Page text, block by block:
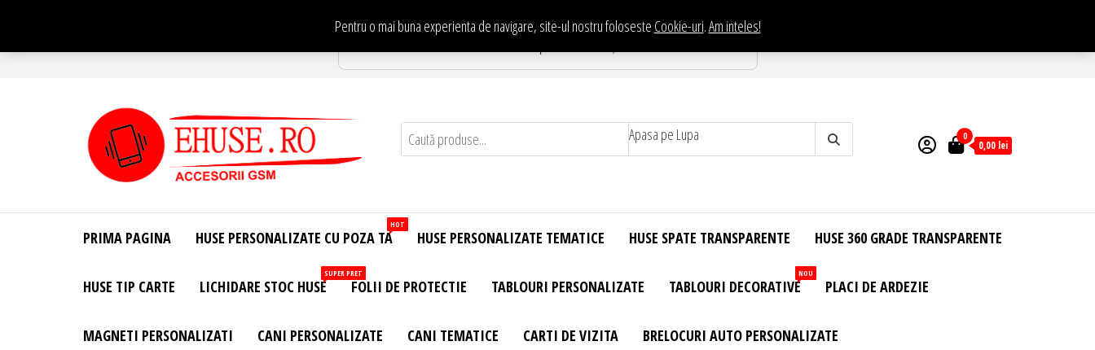
conținut
Pentru o mai buna experienta de navigare, site-ul nostru foloseste Cookie-uri.Am inteles!
Te asteptam in Showroom eHuse.ro
Site Oficial .
Huse
Personalizate
Huse
Personalizate
Telefon –
– Accesorii
Apasa pe Lupa 0
0,00 lei
PRIMA PAGINA HUSE PERSONALIZATE CU POZA TA
HOT
HUSE PERSONALIZATE TEMATICE HUSE SPATE TRANSPARENTE HUSE 360 GRADE TRANSPARENTE
HUSE TIP CARTE LICHIDARE STOC HUSE
SUPER PRET
FOLII DE PROTECTIE TABLOURI PERSONALIZATE TABLOURI DECORATIVE
NOU
PLACI DE ARDEZIE
MAGNETI PERSONALIZATI CANI PERSONALIZATE CANI TEMATICE CARTI DE VIZITA BRELOCURI AUTO PERSONALIZATE